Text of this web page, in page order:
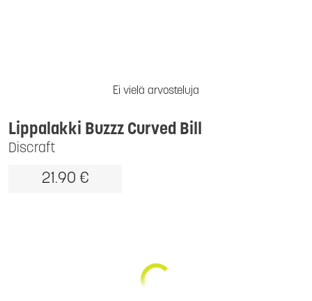
Ei vielä arvosteluja
Discraft
Lippalakki Buzzz Curved Bill
21.90 €